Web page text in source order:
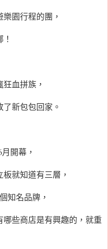
園行程的團，
血拼族，
新包包回家。
開幕，
就知道有三層，
知名品牌，
些商店是有興趣的，就重